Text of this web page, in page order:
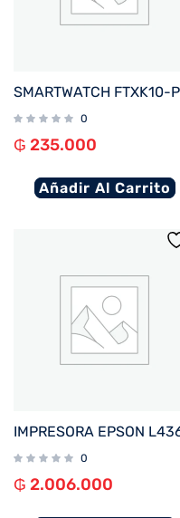
0
₲ 235.000
Añadir Al Carrito
0
₲ 2.006.000